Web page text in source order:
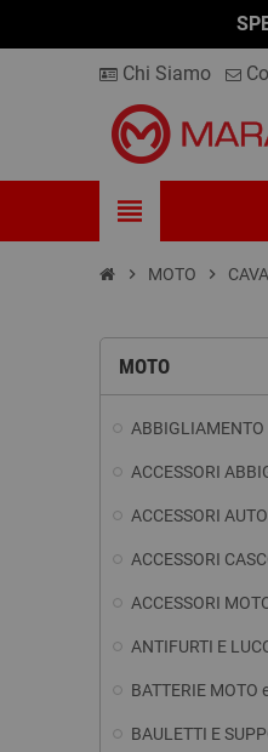
Chi Siamo
view_headline
chevron_right MOTO chevron_right
MOTO
ABBIGLIAMENTO
ACCESSORI
ACCESSORI AUTO
ACCESSORI
ACCESSORI
ANTIFURTI E
BATTERIE MOTO
BAULETTI E